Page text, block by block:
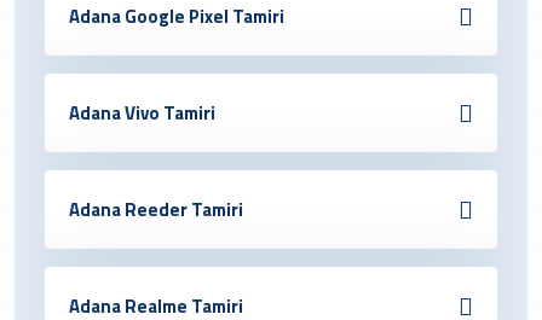
Adana Google Pixel Tamiri
Adana Vivo Tamiri
Adana Reeder Tamiri
Adana Realme Tamiri